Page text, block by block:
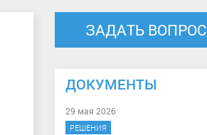
ЗАДАТЬ ВОПРОС
ДОКУМЕНТЫ
29 мая 2026
РЕШЕНИЯ